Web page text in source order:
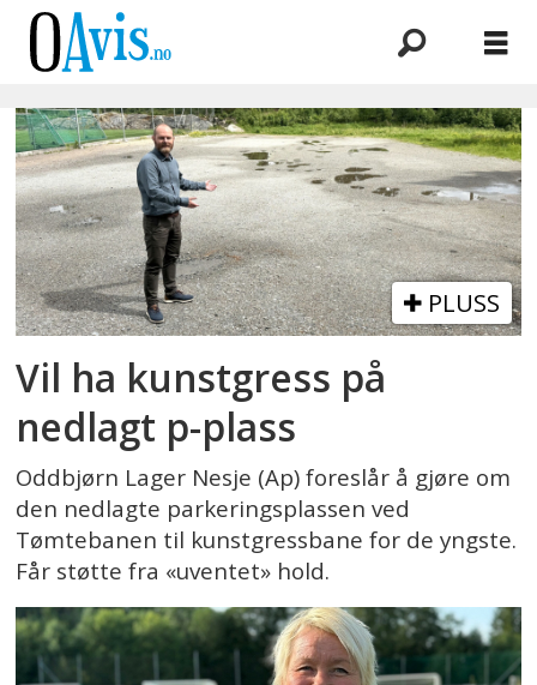
Emne:
kunstgressbane
PLUSS
Vil ha kunstgress på
nedlagt p-plass
Oddbjørn Lager Nesje (Ap) foreslår å gjøre om
den nedlagte parkeringsplassen ved
Tømtebanen til kunstgressbane for de yngste.
Får støtte fra «uventet» hold.